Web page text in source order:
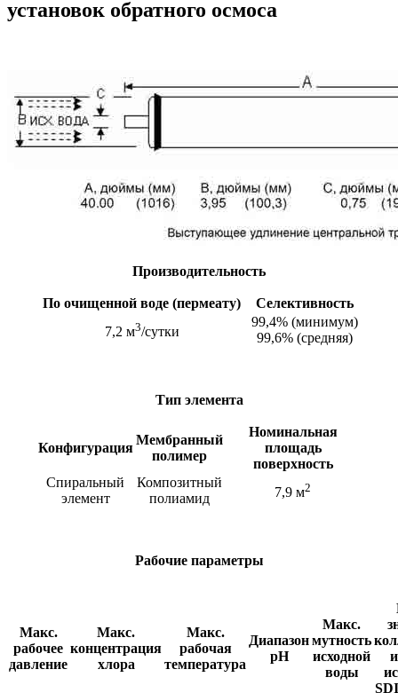
установок обратного осмоса
Производительность
По очищенной воде (пермеату)
Селективность
7,2 м3/сутки
99,4% (минимум)
99,6% (средняя)
Тип элемента
Конфигурация
Мембранный
полимер
Номинальная
площадь
поверхность
Спиральный
элемент
Композитный
полиамид
7,9 м2
Рабочие параметры
Макс.
рабочее
давление
Макс.
концентрация
хлора
Макс.
рабочая
температура
Диапазон
pH
Макс.
мутность
исходной
воды